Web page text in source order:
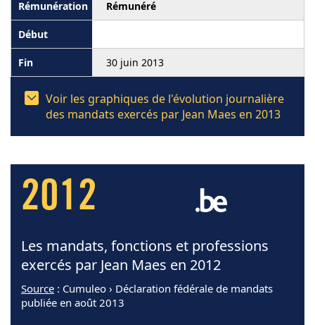
Rémunéré
30 juin 2013
Voir les graphiques de l'évolution journalière
des mandats exercés par Jean Maes en 2013
2012
Les mandats, fonctions et professions
exercés par Jean Maes en 2012
Source : Cumuleo › Déclaration fédérale de mandats
publiée en août 2013